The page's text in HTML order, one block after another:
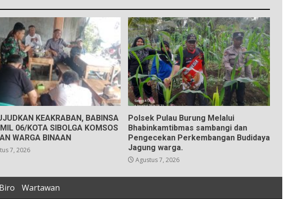
KEAKRABAN, BABINSA
06/KOTA SIBOLGA KOMSOS
WARGA BINAAN
7, 2026
Polsek Pulau Burung Melalui
Bhabinkamtibmas sambangi dan
Pengecekan Perkembangan Budidaya
Jagung warga.
Agustus 7, 2026
Wartawan